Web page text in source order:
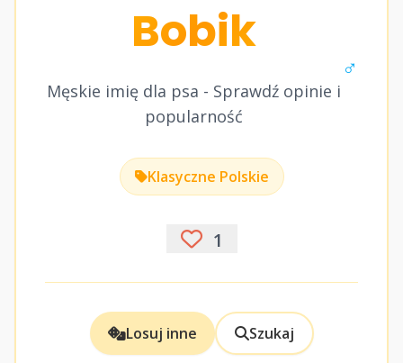
Bobik
Męskie imię dla psa - Sprawdź opinie i
popularność
♂
Klasyczne Polskie
1
Losuj inne Szukaj